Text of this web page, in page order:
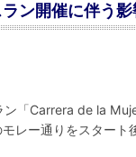
ン開催に伴う影
「Carrera de la
レー通りをスター